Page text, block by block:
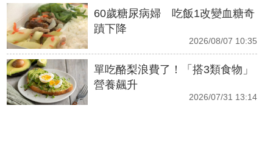
60歲糖尿病婦 吃飯1改變血糖奇
蹟下降
2026/08/07 10:35
單吃酪梨浪費了！「搭3類食物」
營養飆升
2026/07/31 13:14